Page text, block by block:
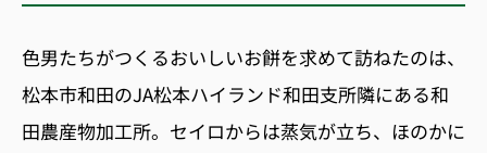
色男たちがつくるおいしいお餅を求めて訪ねたのは、
松本市和田のJA松本ハイランド和田支所隣にある和
田農産物加工所。セイロからは蒸気が立ち、ほのかに